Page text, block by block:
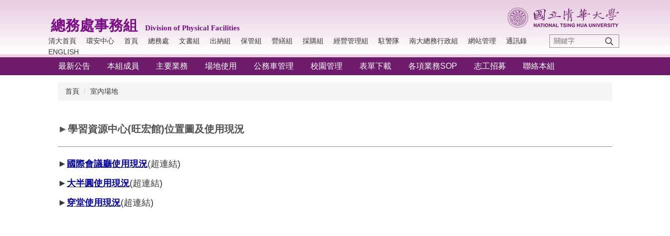
容
總務處事務組 Division of Physical Facilities
清大首頁
環安中心 首頁 總務處 文書組 出納組 保管組 營繕組 採購組 經營管理組 駐警隊 南大總務行政組 網站管理
通訊錄
ENGLISH
最新公告 本組成員 主要業務 場地使用 公務車管理 校園管理 表單下載 各項業務SOP 志工招募 聯絡本組
首頁 室內場地
►學習資源中心(旺宏館)位置圖及使用現況
► 國際會議廳使用現況(超連結)
► 大半圓使用現況(超連結)
► 穿堂使用現況(超連結)